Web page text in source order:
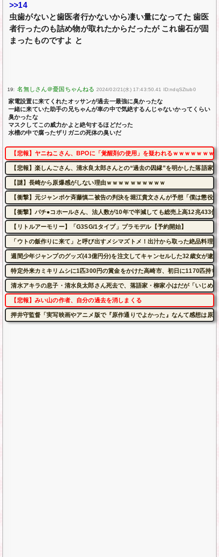
>>14
虫歯がないと歯医者行かないから凄い量になってた 歯医
者行ったのも詰め物が取れたからだったが これ歯石が固
まったものですよ と
19: 2024/02/21(水) 17:43:50.41 ID:ndqSZtub0
家電設置に来てくれたオッサンが過去一最強に臭かったな
一緒に来ていた助手の兄ちゃんが車の中で気絶するんじゃないかってくらい
臭かったな
マスクしてこの威力かよと絶句するほどだった
水槽の中で腐ったザリガニの死体の臭いだ
【悲報】ヤニねこさん、BPOに「覚醒剤の使用」を疑われるｗｗｗｗｗｗｗ
【悲報】楽しんごさん、清水良太郎さんとの“過去の因縁”を明かした落語家
【謎】長崎から原爆感がしない理由ｗｗｗｗｗｗｗｗｗｗ
【衝撃】元ジャンポケ斉藤慎二被告の判決を堀江貴文さんが予想「僕は懲
【衝撃】パチ●コホールさん、法人数が10年で半減しても総売上高12兆433
【リトルアーモリー】「G3SG/1タイプ」プラモデル【予約開始】
「ウトの飯作りに来て」と呼び出すメシマズトメ！出汁から取った絶品料
週間少年ジャンプのグッズ(43億円分)を注文してキャンセルした32歳女が逮捕
特定外来カミキリムシに1匹300円の賞金をかけた高崎市、初日に1170匹持ち
清水アキラの息子・清水良太郎さん死去で、落語家・柳家小はだが「いじめ
【悲報】みい山の作者、自分の過去を消しまくる
押井守監督「実写映画やアニメ版で『原作通りでよかった』なんて感想は原